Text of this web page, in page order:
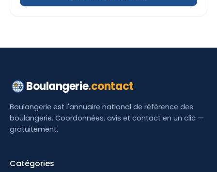
Boulangerie.contact
Boulangerie est l'annuaire national de référence des
boulangerie. Coordonnées, avis et contact en un clic —
gratuitement.
Catégories